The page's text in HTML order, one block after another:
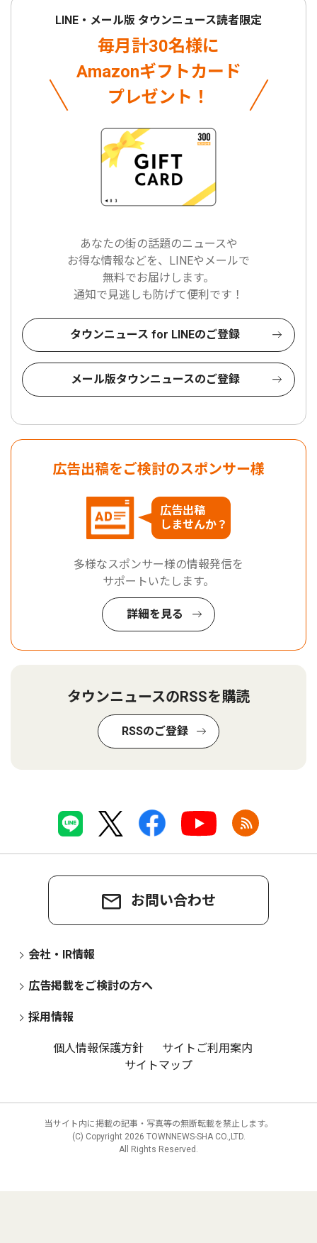
LINE・メール版 タウンニュース読者限定
毎月計30名様に
Amazonギフトカード
プレゼント！
あなたの街の話題のニュースや
お得な情報などを、LINEやメールで
無料でお届けします。
通知で見逃しも防げて便利です！
タウンニュース for LINEのご登録
メール版タウンニュースのご登録
広告出稿をご検討のスポンサー様
広告出稿
しませんか？
多様なスポンサー様の情報発信を
サポートいたします。
詳細を見る
タウンニュースのRSSを購読
RSSのご登録
お問い合わせ
会社・IR情報
広告掲載をご検討の方へ
採用情報
個人情報保護方針
サイトご利用案内
サイトマップ
当サイト内に掲載の記事・写真等の無断転載を禁止します。
(C) Copyright 2026 TOWNNEWS-SHA CO.,LTD.
All Rights Reserved.